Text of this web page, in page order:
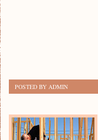
POSTED BY ADMIN